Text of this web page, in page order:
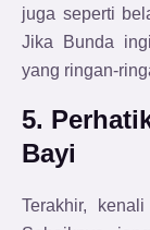
juga seperti
Jika Bunda
yang ringan-
5.
Bayi
Terakhir,